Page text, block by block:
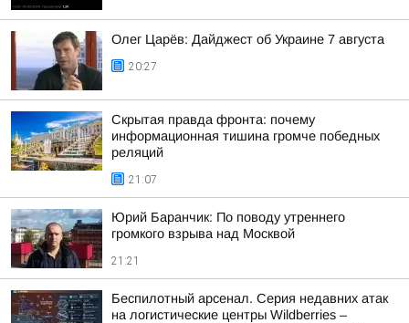
Олег Царёв: Дайджест об Украине 7 августа
20:27
Скрытая правда фронта: почему
информационная тишина громче победных
реляций
21:07
Юрий Баранчик: По поводу утреннего
громкого взрыва над Москвой
21:21
Беспилотный арсенал. Серия недавних атак
на логистические центры Wildberries –